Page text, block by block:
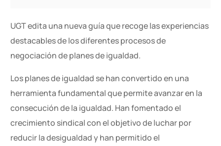
UGT edita una nueva guía que recoge las experiencias
destacables de los diferentes procesos de
negociación de planes de igualdad.
Los planes de igualdad se han convertido en una
herramienta fundamental que permite avanzar en la
consecución de la igualdad. Han fomentado el
crecimiento sindical con el objetivo de luchar por
reducir la desigualdad y han permitido el